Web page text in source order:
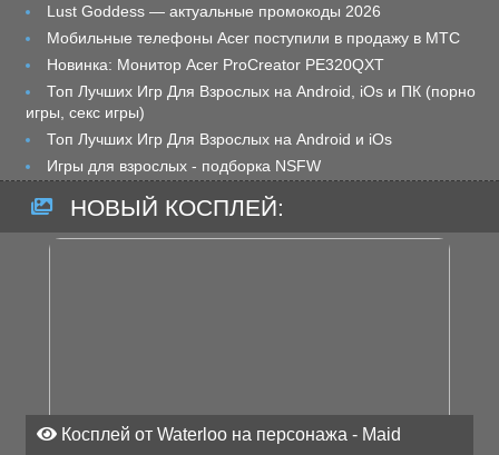
Lust Goddess — актуальные промокоды 2026
Мобильные телефоны Acer поступили в продажу в МТС
Новинка: Монитор Acer ProCreator PE320QXT
Топ Лучших Игр Для Взрослых на Android, iOs и ПК (порно
игры, секс игры)
Топ Лучших Игр Для Взрослых на Android и iOs
Игры для взрослых - подборка NSFW
НОВЫЙ КОСПЛЕЙ:
Косплей от Waterloo на персонажа - Maid